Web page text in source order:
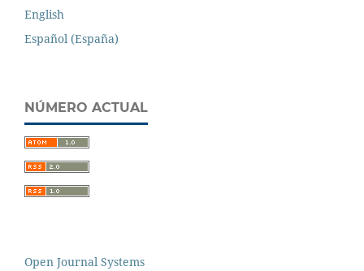
English
Español (España)
NÚMERO ACTUAL
Open Journal Systems